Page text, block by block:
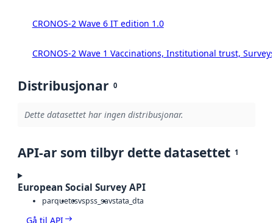
CRONOS-2 Wave 6 IT edition 1.0
CRONOS-2 Wave 1 Vaccinations, Institutional trust,
Distribusjonar 0
Dette datasettet har ingen distribusjonar.
API-ar som tilbyr dette datasettet 1
European Social Survey API
parquetcsvspss_savstata_dta
Gå til API